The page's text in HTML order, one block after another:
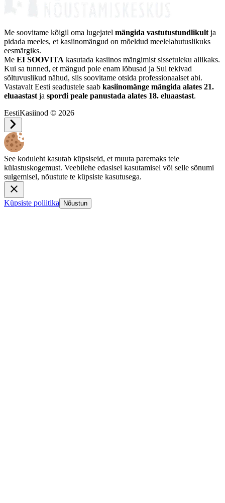
Me soovitame kõigil oma lugejatel mängida vastutustundlikult ja
pidada meeles, et kasiinomängud on mõeldud meelelahutuslikuks
eesmärgiks.
Me EI SOOVITA kasutada kasiinos mängimist sissetuleku allikaks.
Kui sa tunned, et mängud pole enam lõbusad ja Sul tekivad
sõltuvuslikud nähud, siis soovitame otsida professionaalset abi.
Vastavalt Eesti seadustele saab kasiinomänge mängida alates 21.
eluaastast ja spordi peale panustada alates 18. eluaastast.
EestiKasiinod © 2026
See koduleht kasutab küpsiseid, et muuta paremaks teie
külastuskogemust. Veebilehe edasisel kasutamisel või selle sõnumi
sulgemisel, nõustute te küpsiste kasutusega.
Küpsiste poliitika Nõustun